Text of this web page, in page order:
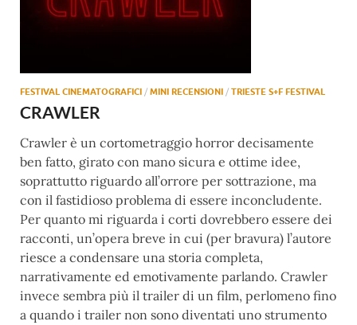
FESTIVAL CINEMATOGRAFICI / MINI RECENSIONI / TRIESTE S+F FESTIVAL
CRAWLER
Crawler è un cortometraggio horror decisamente
ben fatto, girato con mano sicura e ottime idee,
soprattutto riguardo all’orrore per sottrazione, ma
con il fastidioso problema di essere inconcludente.
Per quanto mi riguarda i corti dovrebbero essere dei
racconti, un’opera breve in cui (per bravura) l’autore
riesce a condensare una storia completa,
narrativamente ed emotivamente parlando. Crawler
invece sembra più il trailer di un film, perlomeno fino
a quando i trailer non sono diventati uno strumento